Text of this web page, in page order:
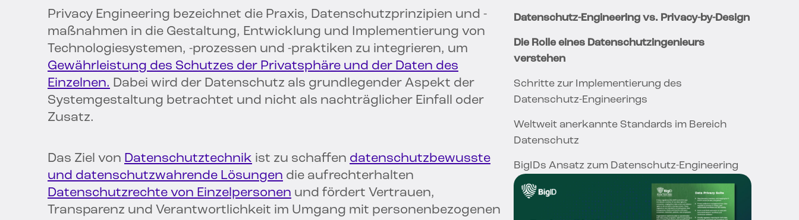
Privacy Engineering bezeichnet die Praxis, Datenschutzprinzipien und -
maßnahmen in die Gestaltung, Entwicklung und Implementierung von
Technologiesystemen, -prozessen und -praktiken zu integrieren, um
Gewährleistung des Schutzes der Privatsphäre und der Daten des
Einzelnen. Dabei wird der Datenschutz als grundlegender Aspekt der
Systemgestaltung betrachtet und nicht als nachträglicher Einfall oder
Zusatz.
Das Ziel von Datenschutztechnik ist zu schaffen datenschutzbewusste
und datenschutzwahrende Lösungen die aufrechterhalten
Datenschutzrechte von Einzelpersonen und fördert Vertrauen,
Transparenz und Verantwortlichkeit im Umgang mit personenbezogenen
Datenschutz-Engineering vs. Privacy-by-Design
Die Rolle eines Datenschutzingenieurs
verstehen
Schritte zur Implementierung des
Datenschutz-Engineerings
Weltweit anerkannte Standards im Bereich
Datenschutz
BigIDs Ansatz zum Datenschutz-Engineering